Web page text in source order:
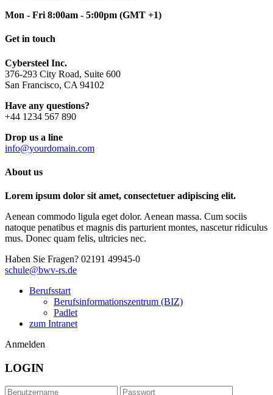
Mon - Fri 8:00am - 5:00pm (GMT +1)
Get in touch
Cybersteel Inc.
376-293 City Road, Suite 600
San Francisco, CA 94102
Have any questions?
+44 1234 567 890
Drop us a line
info@yourdomain.com
About us
Lorem ipsum dolor sit amet, consectetuer adipiscing elit.
Aenean commodo ligula eget dolor. Aenean massa. Cum sociis
natoque penatibus et magnis dis parturient montes, nascetur ridiculus
mus. Donec quam felis, ultricies nec.
Haben Sie Fragen? 02191 49945-0
schule@bwv-rs.de
Berufsstart
Berufsinformationszentrum (BIZ)
Padlet
zum Intranet
Anmelden
LOGIN